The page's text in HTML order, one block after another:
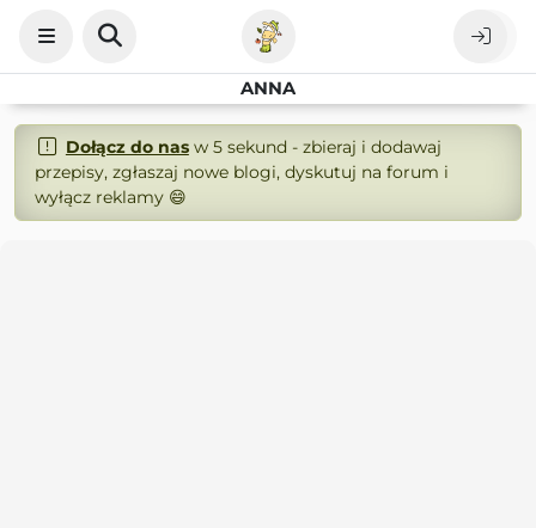
ANNA
Dołącz do nasw 5 sekund - zbieraj i dodawaj
przepisy, zgłaszaj nowe blogi, dyskutuj na forum i
wyłącz reklamy 😄